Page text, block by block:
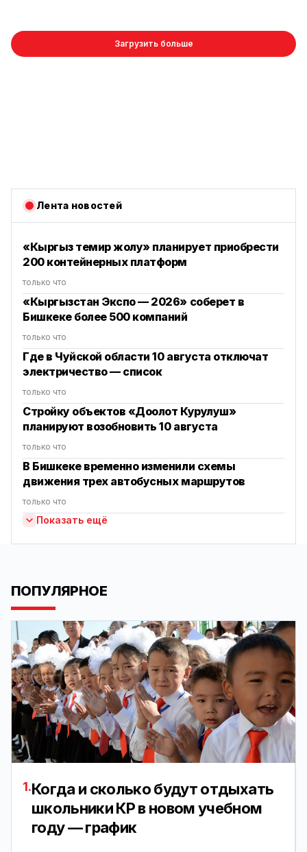
Загрузить больше
Лента новостей
«Кыргыз темир жолу» планирует приобрести
200 контейнерных платформ
только что
«Кыргызстан Экспо — 2026» соберет в
Бишкеке более 500 компаний
только что
Где в Чуйской области 10 августа отключат
электричество — список
только что
Стройку объектов «Доолот Курулуш»
планируют возобновить 10 августа
только что
В Бишкеке временно изменили схемы
движения трех автобусных маршрутов
только что
Показать ещё
ПОПУЛЯРНОЕ
1.Когда и сколько будут отдыхать
школьники КР в новом учебном
году — график